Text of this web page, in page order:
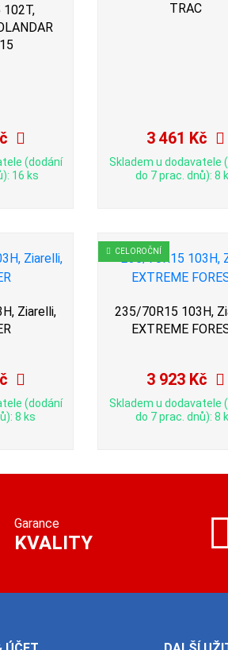
(dodání
16 ks
TRAC
3 461 Kč
Skladem u dodavatele
do 7 prac. dnů): 8
Ziarelli,
(dodání
8 ks
CELOROČNÍ
235/70R15 103H,
EXTREME
3 923 Kč
Skladem u dodavatele
do 7 prac. dnů): 8
Garance
KVALITY